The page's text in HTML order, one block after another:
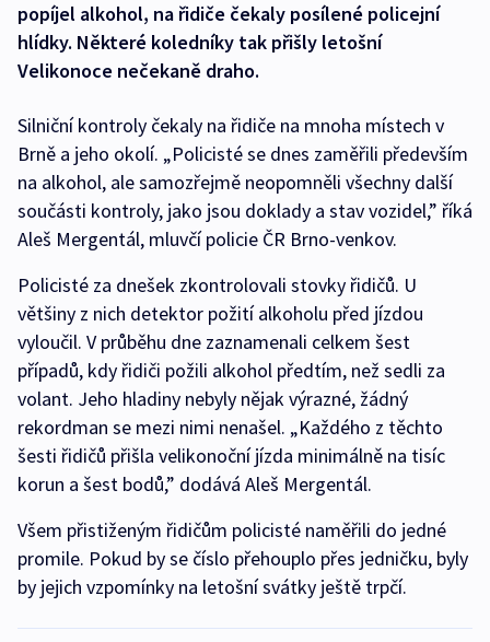
popíjel alkohol, na řidiče čekaly posílené policejní
hlídky. Některé koledníky tak přišly letošní
Velikonoce nečekaně draho.
Silniční kontroly čekaly na řidiče na mnoha místech v
Brně a jeho okolí. „Policisté se dnes zaměřili především
na alkohol, ale samozřejmě neopomněli všechny další
součásti kontroly, jako jsou doklady a stav vozidel,” říká
Aleš Mergentál, mluvčí policie ČR Brno-venkov.
Policisté za dnešek zkontrolovali stovky řidičů. U
většiny z nich detektor požití alkoholu před jízdou
vyloučil. V průběhu dne zaznamenali celkem šest
případů, kdy řidiči požili alkohol předtím, než sedli za
volant. Jeho hladiny nebyly nějak výrazné, žádný
rekordman se mezi nimi nenašel. „Každého z těchto
šesti řidičů přišla velikonoční jízda minimálně na tisíc
korun a šest bodů,” dodává Aleš Mergentál.
Všem přistiženým řidičům policisté naměřili do jedné
promile. Pokud by se číslo přehouplo přes jedničku, byly
by jejich vzpomínky na letošní svátky ještě trpčí.